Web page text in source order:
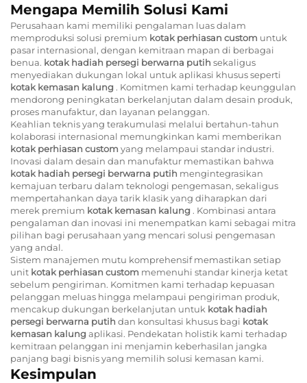
Mengapa Memilih Solusi Kami
Perusahaan kami memiliki pengalaman luas dalam
memproduksi solusi premium kotak perhiasan custom untuk
pasar internasional, dengan kemitraan mapan di berbagai
benua. kotak hadiah persegi berwarna putih sekaligus
menyediakan dukungan lokal untuk aplikasi khusus seperti
kotak kemasan kalung . Komitmen kami terhadap keunggulan
mendorong peningkatan berkelanjutan dalam desain produk,
proses manufaktur, dan layanan pelanggan.
Keahlian teknis yang terakumulasi melalui bertahun-tahun
kolaborasi internasional memungkinkan kami memberikan
kotak perhiasan custom yang melampaui standar industri.
Inovasi dalam desain dan manufaktur memastikan bahwa
kotak hadiah persegi berwarna putih mengintegrasikan
kemajuan terbaru dalam teknologi pengemasan, sekaligus
mempertahankan daya tarik klasik yang diharapkan dari
merek premium kotak kemasan kalung . Kombinasi antara
pengalaman dan inovasi ini menempatkan kami sebagai mitra
pilihan bagi perusahaan yang mencari solusi pengemasan
yang andal.
Sistem manajemen mutu komprehensif memastikan setiap
unit kotak perhiasan custom memenuhi standar kinerja ketat
sebelum pengiriman. Komitmen kami terhadap kepuasan
pelanggan meluas hingga melampaui pengiriman produk,
mencakup dukungan berkelanjutan untuk kotak hadiah
persegi berwarna putih dan konsultasi khusus bagi kotak
kemasan kalungaplikasi. Pendekatan holistik kami terhadap
kemitraan pelanggan ini menjamin keberhasilan jangka
panjang bagi bisnis yang memilih solusi kemasan kami.
Kesimpulan